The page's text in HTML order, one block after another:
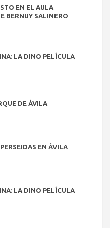
EN EL AULA
BERNUY SALINERO
LA DINO PELÍCULA
DE ÁVILA
EN ÁVILA
LA DINO PELÍCULA